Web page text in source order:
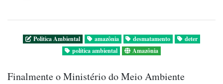
Politica Ambiental amazônia desmatamento
deter
política ambiental
Amazônia
Finalmente o Ministério do Meio Ambiente